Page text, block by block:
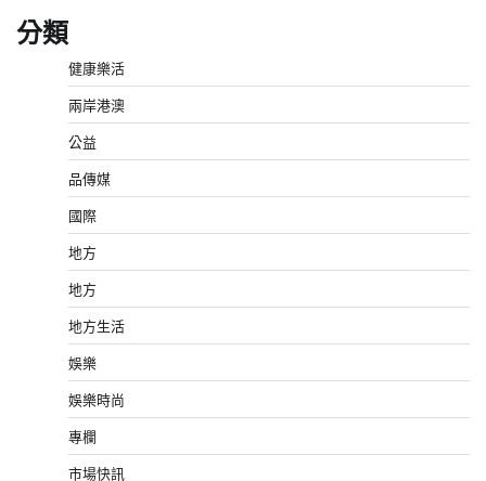
分類
健康樂活
兩岸港澳
公益
品傳媒
國際
地方
地方
地方生活
娛樂
娛樂時尚
專欄
市場快訊